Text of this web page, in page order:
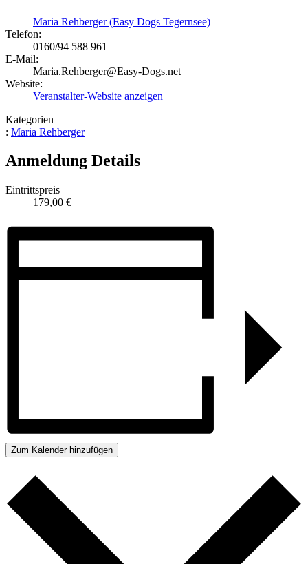
Maria Rehberger (Easy Dogs Tegernsee)
Telefon:
0160/94 588 961
E-Mail:
Maria.Rehberger@Easy-Dogs.net
Website:
Veranstalter-Website anzeigen
Kategorien
: Maria Rehberger
Anmeldung Details
Eintrittspreis
179,00 €
Zum Kalender hinzufügen